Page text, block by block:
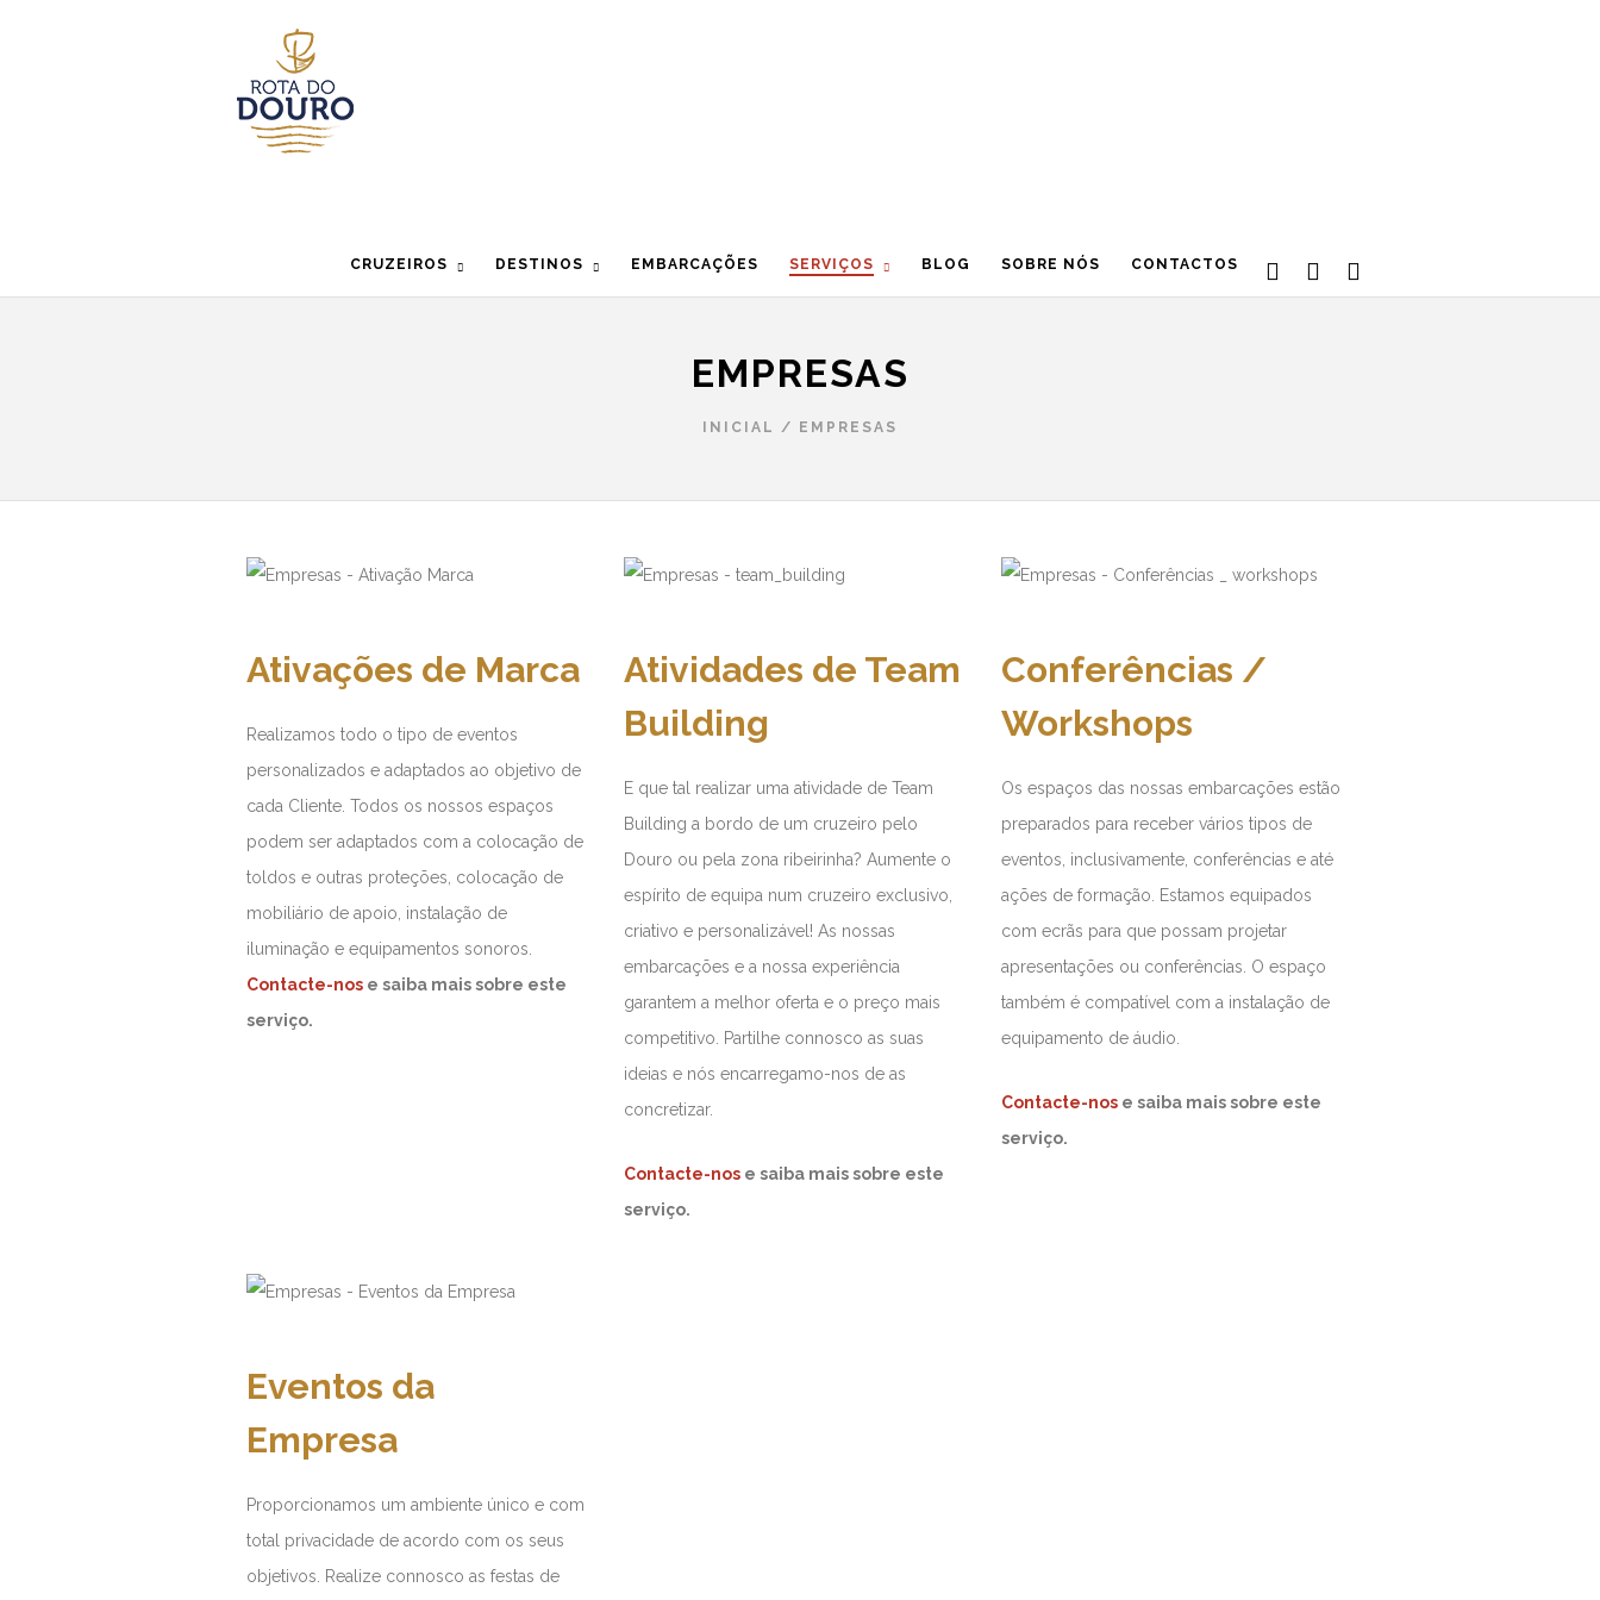
CRUZEIROS DESTINOS EMBARCAÇÕES SERVIÇOS BLOG SOBRE NÓS CONTACTOS
EMPRESAS
INICIAL / EMPRESAS
Ativações de Marca
Realizamos todo o tipo de eventos
personalizados e adaptados ao objetivo de
cada Cliente. Todos os nossos espaços
podem ser adaptados com a colocação de
toldos e outras proteções, colocação de
mobiliário de apoio, instalação de
iluminação e equipamentos sonoros.
Contacte-nos e saiba mais sobre este
serviço.
Atividades de Team
Building
E que tal realizar uma atividade de Team
Building a bordo de um cruzeiro pelo
Douro ou pela zona ribeirinha? Aumente o
espírito de equipa num cruzeiro exclusivo,
criativo e personalizável! As nossas
embarcações e a nossa experiência
garantem a melhor oferta e o preço mais
competitivo. Partilhe connosco as suas
ideias e nós encarregamo-nos de as
concretizar.
Contacte-nose saiba mais sobre este
serviço.
Conferências /
Workshops
Os espaços das nossas embarcações estão
preparados para receber vários tipos de
eventos, inclusivamente, conferências e até
ações de formação. Estamos equipados
com ecrãs para que possam projetar
apresentações ou conferências. O espaço
também é compatível com a instalação de
equipamento de áudio.
Contacte-nose saiba mais sobre este
serviço.
Eventos da
Empresa
Proporcionamos um ambiente único e com
total privacidade de acordo com os seus
objetivos. Realize connosco as festas de